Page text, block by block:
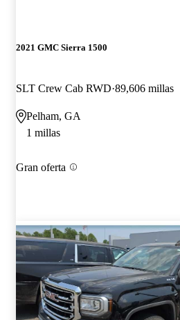
2021 GMC Sierra 1500
SLT Crew Cab RWD 89,606 millas
Pelham, GA
1 millas
Gran oferta